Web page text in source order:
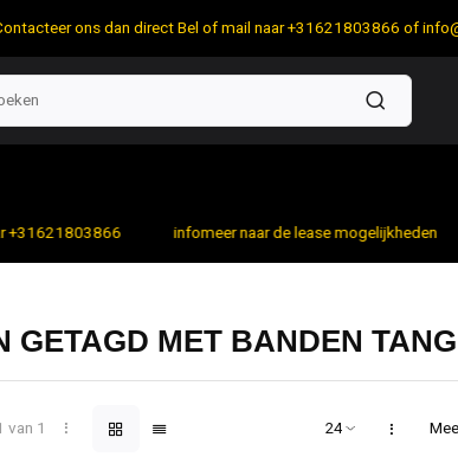
ons dan direct Bel of mail naar +31621803866 of
infomeer naar de lease mogelijkheden
GETAGD MET BANDEN TANG
van 1